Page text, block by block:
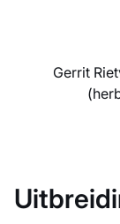
Gerrit